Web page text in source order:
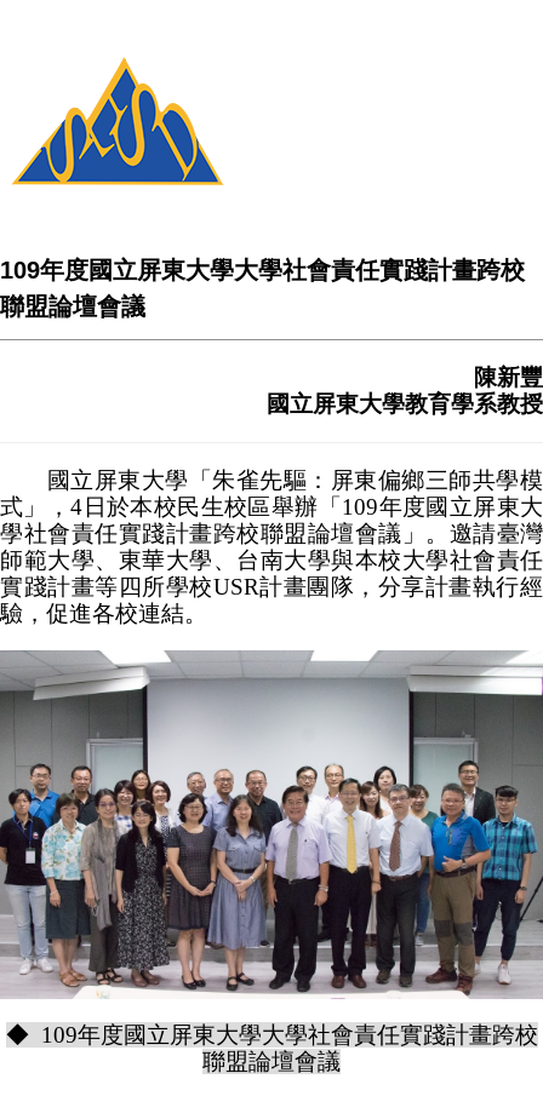
109年度國立屏東大學大學社會責任實踐計畫跨校
聯盟論壇會議
陳新豐
國立屏東大學教育學系教授
國立屏東大學「朱雀先驅：屏東偏鄉三師共學模
式」，4日於本校民生校區舉辦「109年度國立屏東大
學社會責任實踐計畫跨校聯盟論壇會議」。邀請臺灣
師範大學、東華大學、台南大學與本校大學社會責任
實踐計畫等四所學校USR計畫團隊，分享計畫執行經
驗，促進各校連結。
◆ 109年度國立屏東大學大學社會責任實踐計畫跨校
聯盟論壇會議